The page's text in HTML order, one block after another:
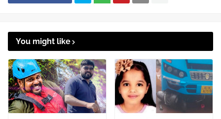
You might like